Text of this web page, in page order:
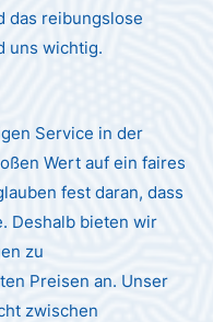
das reibungslose
uns wichtig.
Service in der
Wert auf ein faires
fest daran, dass
Deshalb bieten wir
zu
Preisen an. Unser
zwischen